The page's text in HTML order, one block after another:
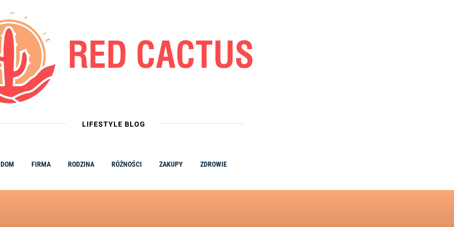
LIFESTYLE BLOG
DOM FIRMA RODZINA RÓŻNOŚCI ZAKUPY ZDROWIE